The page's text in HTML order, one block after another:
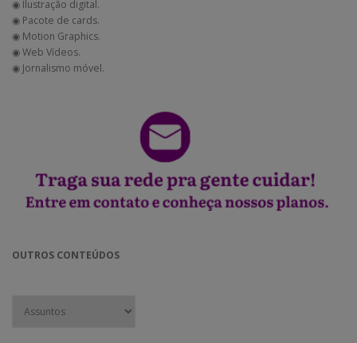
◉ Ilustração digital.
◉ Pacote de cards.
◉ Motion Graphics.
◉ Web Vídeos.
◉ Jornalismo móvel.
OUTROS CONTEÚDOS